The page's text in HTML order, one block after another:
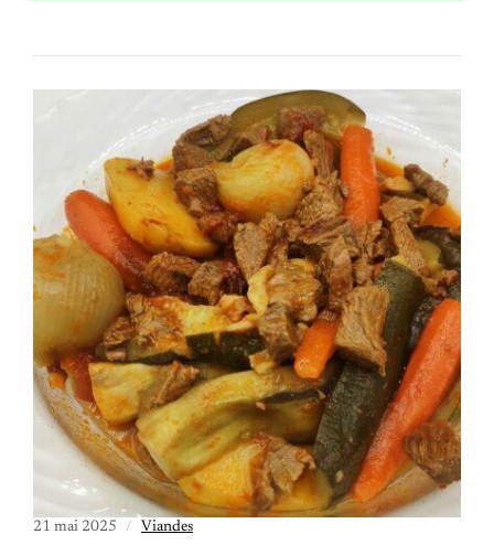
21 mai 2025 Viandes